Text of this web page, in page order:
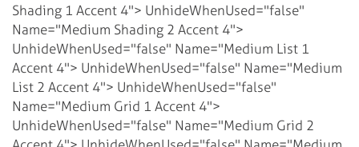
Shading 1 Accent 4"> UnhideWhenUsed="false"
Name="Medium Shading 2 Accent 4">
UnhideWhenUsed="false" Name="Medium List 1
Accent 4"> UnhideWhenUsed="false" Name="Medium
List 2 Accent 4"> UnhideWhenUsed="false"
Name="Medium Grid 1 Accent 4">
UnhideWhenUsed="false" Name="Medium Grid 2